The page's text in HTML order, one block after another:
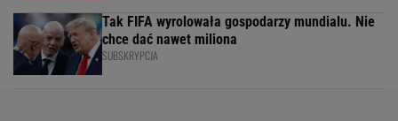
Tak FIFA wyrolowała gospodarzy mundialu. Nie
chce dać nawet miliona
SUBSKRYPCJA